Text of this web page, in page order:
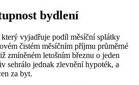
bydlení
vyjadřuje podíl měsíční splátky
čistém měsíčním příjmu průměrné
zmíněném letošním březnu o jeden
sehrálo jednak zlevnění hypoték, a
za byt.